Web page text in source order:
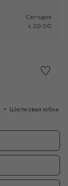
Сегодня
c 20:00
Шелковая юбка